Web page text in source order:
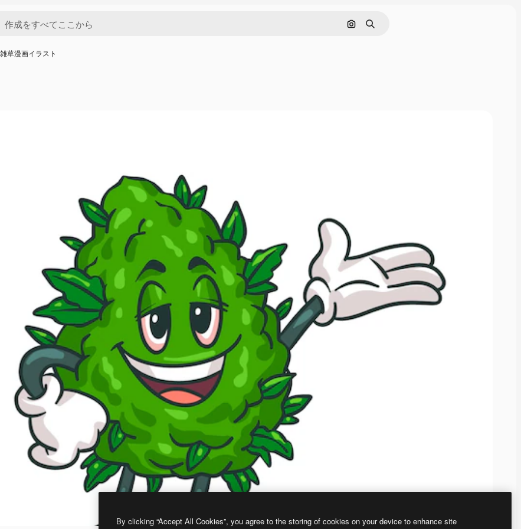
画像で検索
検索
草漫画イラスト
By clicking “Accept All Cookies”, you agree to the storing of cookies on your device to enhance site